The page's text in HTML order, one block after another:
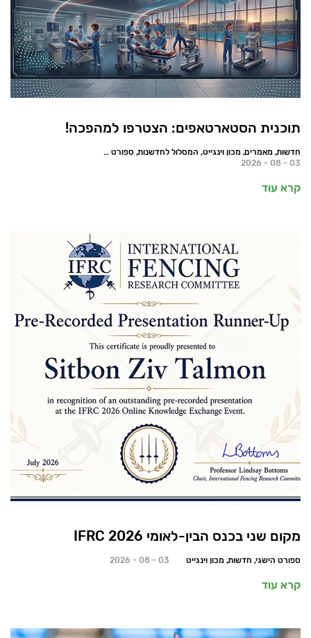
תוכנית הסטארטאפים: הצטרפו למהפכה!
חדשות, מאמרים, מכון וינגייט, המסלול לחדשנות, ספורט הישגי
03 - 08 - 2026
קרא עוד
מקום שני בכנס הבין-לאומי 2026 IFRC
ספורט הישגי, חדשות, מכון וינגייט 03 - 08 - 2026
קרא עוד